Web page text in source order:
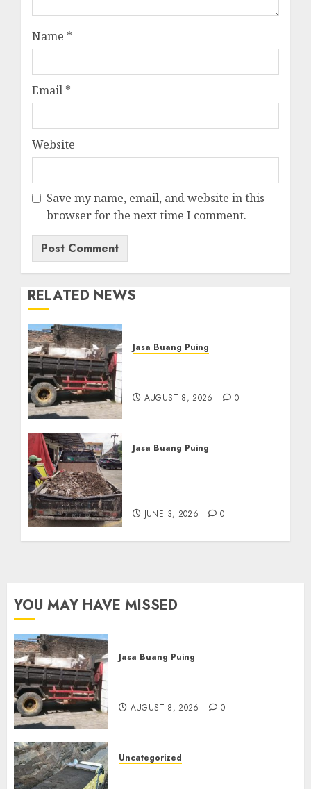
Name *
Email *
Website
Save my name, email, and website in this
browser for the next time I comment.
RELATED NEWS
Jasa Buang Puing
AUGUST 8, 2026 0
Jasa Buang Puing
JUNE 3, 2026 0
YOU MAY HAVE MISSED
Jasa Buang Puing
AUGUST 8, 2026 0
Uncategorized